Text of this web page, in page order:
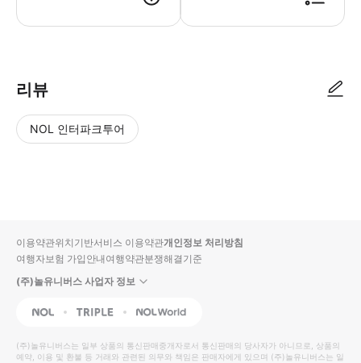
리뷰
NOL 인터파크투어
입니
다.
높
은
동
영
순
상
이용약관위치기반서비스 이용약관개인정보 처리방침
여행자보험 가입안내여행약관분쟁해결기준
(주)놀유니버스 사업자 정보
NOL Triple Interpark Global
(주)놀유니버스는 일부 상품의 통신판매중개자로서 통신판매의 당사자가 아니므로, 상품의
예약, 이용 및 환불 등 거래와 관련된 의무와 책임은 판매자에게 있으며 (주)놀유니버스는 일